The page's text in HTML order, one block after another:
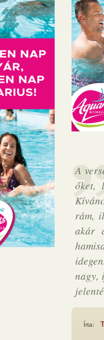
A
őket,
rám,
akár
nagy,
Írta: